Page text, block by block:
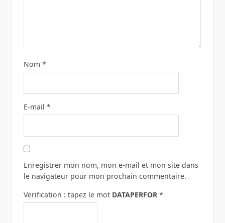
Nom *
E-mail *
Enregistrer mon nom, mon e-mail et mon site dans
le navigateur pour mon prochain commentaire.
Verification : tapez le mot DATAPERFOR *